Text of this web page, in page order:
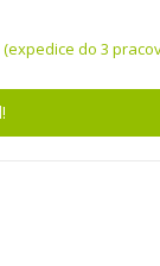
do 3